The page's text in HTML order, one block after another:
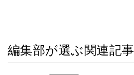
編集部が選ぶ関連記事